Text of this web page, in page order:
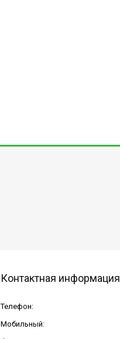
Контактная информация
Телефон:
Мобильный: